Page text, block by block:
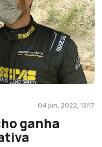
04 jun, 2022, 13:17
ganha